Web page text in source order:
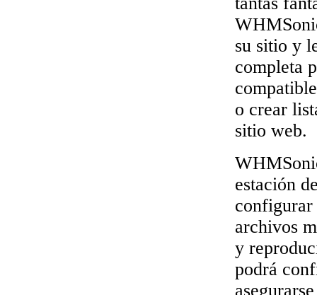
su sitio y
completa
o crear
sitio web.
estación
configurar
archivos
y
podrá